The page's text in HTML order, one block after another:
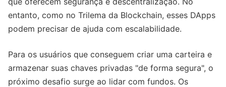
entanto, como no Trilema da Blockchain, esses DApps
podem precisar de ajuda com escalabilidade.
Para os usuários que conseguem criar uma carteira e
armazenar suas chaves privadas "de forma segura", o
próximo desafio surge ao lidar com fundos. Os